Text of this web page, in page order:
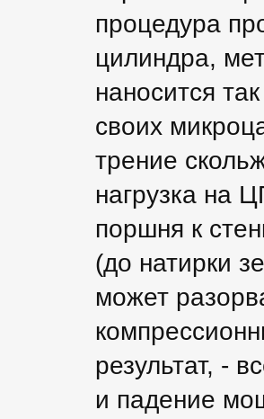
процедура
цилиндра,
наносится
своих
трение
нагрузка на
поршня к
(до натирки
может
результат, -
и падение